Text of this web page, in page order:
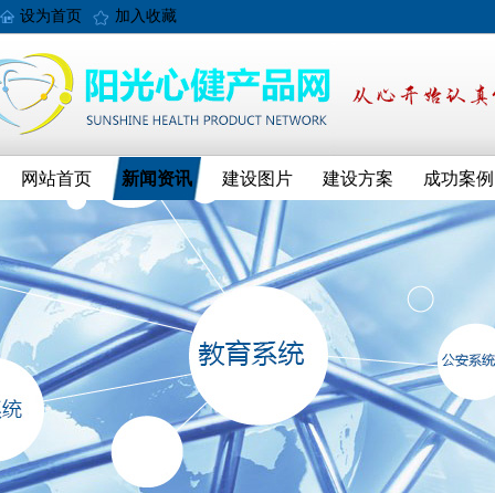
设为首页 加入收藏
网站首页 新闻资讯 建设图片 建设方案 成功案例